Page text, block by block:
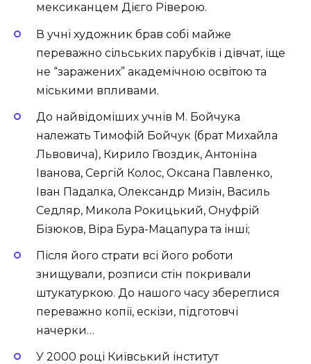
мексиканцем Дієго Ріверою.
В учні художник брав собі майже
переважно сільських парубків і дівчат, іще
не “заражених” академічною освітою та
міськими впливами.
До найвідоміших учнів М. Бойчука
належать Тимофій Бойчук (брат Михайла
Львовича), Кирило Гвоздик, Антоніна
Іванова, Сергій Колос, Оксана Павленко,
Іван Падалка, Олександр Мизін, Василь
Седляр, Микола Рокицький, Онуфрій
Бізюков, Віра Бура-Мацапура та інші;
Після його страти всі його роботи
знищували, розписи стін покривали
штукатуркою. До нашого часу збереглися
переважно копії, ескізи, підготовчі
начерки…
У 2000 році Київський інститут